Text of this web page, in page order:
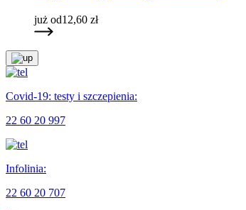
już od12,60 zł
Covid-19: testy i szczepienia:
22 60 20 997
Infolinia:
22 60 20 707